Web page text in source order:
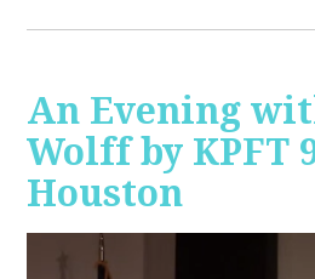
An Evening
Wolff by KPFT
Houston